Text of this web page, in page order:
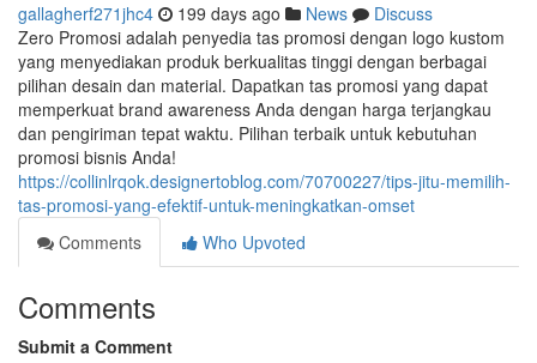
gallagherf271jhc4 199 days ago News
Discuss
Zero Promosi adalah penyedia tas promosi dengan logo kustom
yang menyediakan produk berkualitas tinggi dengan berbagai
pilihan desain dan material. Dapatkan tas promosi yang dapat
memperkuat brand awareness Anda dengan harga terjangkau
dan pengiriman tepat waktu. Pilihan terbaik untuk kebutuhan
promosi bisnis Anda!
https://collinlrqok.designertoblog.com/70700227/tips-jitu-memilih-
tas-promosi-yang-efektif-untuk-meningkatkan-omset
Comments
Who Upvoted
Comments
Submit a Comment